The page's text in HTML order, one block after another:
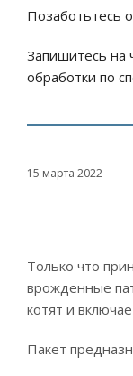
Позаботьтесь
Запишитесь на
обработки по
15 марта 2022
Только что
врожденные
котят и
Пакет